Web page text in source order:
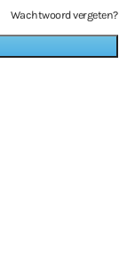
Wachtwoord vergeten?